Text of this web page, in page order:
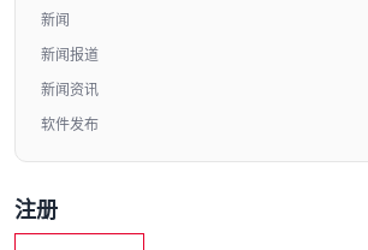
新闻
新闻报道
新闻资讯
软件发布
注册